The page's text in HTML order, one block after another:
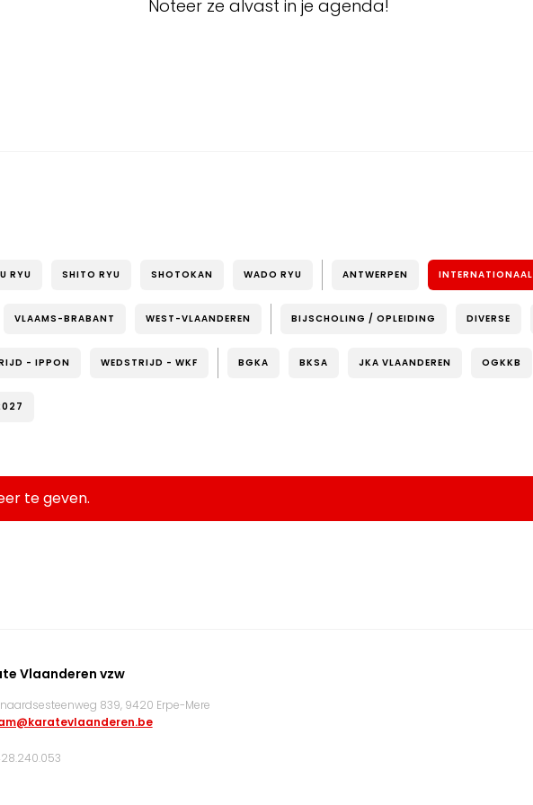
Noteer ze alvast in je agenda!
RYU SHITO RYU SHOTOKAN WADO RYU ANTWERPEN INTERNATIONAAL
VLAAMS-BRABANT WEST-VLAANDEREN BIJSCHOLING / OPLEIDING DIVERSE
- IPPON WEDSTRIJD - WKF BGKA BKSA JKA VLAANDEREN OGKKB
te geven.
Vlaanderen vzw
839, 9420 Erpe-Mere